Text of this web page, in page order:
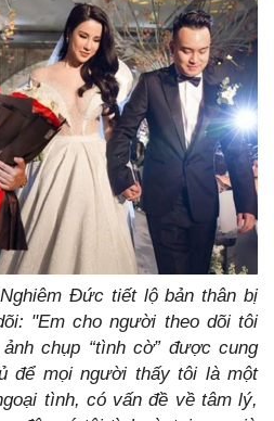
Đức tiết lộ bản thân bị
"Em cho người theo dõi tôi
chụp “tình cờ” được cung
để mọi người thấy tôi là một
tình, có vấn đề về tâm lý,